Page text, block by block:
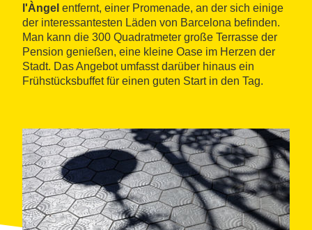
l'Àngel entfernt, einer Promenade, an der sich einige
der interessantesten Läden von Barcelona befinden.
Man kann die 300 Quadratmeter große Terrasse der
Pension genießen, eine kleine Oase im Herzen der
Stadt. Das Angebot umfasst darüber hinaus ein
Frühstücksbuffet für einen guten Start in den Tag.